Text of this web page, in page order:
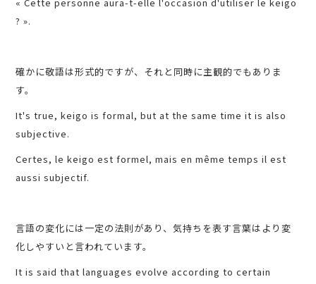
« Cette personne aura-t-elle l'occasion d'utiliser le keigo
? ».
確かに敬語は形式的ですが、それと同時に主観的でもありま
す。
It's true, keigo is formal, but at the same time it is also
subjective.
Certes, le keigo est formel, mais en même temps il est
aussi subjectif.
言語の変化には一定の法則があり、気持ちを表す言葉はより変
化しやすいと言われています。
It is said that languages evolve according to certain